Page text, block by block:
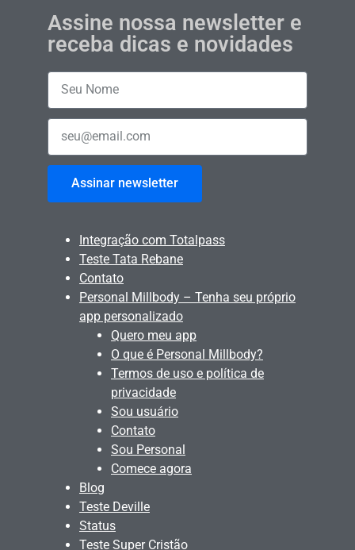
Assine nossa newsletter e
receba dicas e novidades
Assinar newsletter
Integração com Totalpass
Teste Tata Rebane
Contato
Personal Millbody – Tenha seu próprio
app personalizado
Quero meu app
O que é Personal Millbody?
Termos de uso e política de
privacidade
Sou usuário
Contato
Sou Personal
Comece agora
Blog
Teste Deville
Status
Teste Super Cristão